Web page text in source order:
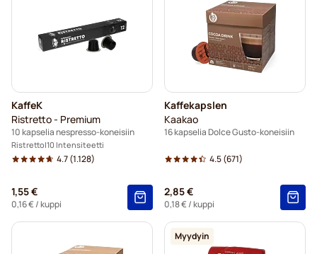
1 =1,43 €
KaffeK
Ristretto - Premium
10 kapselia nespresso-koneisiin
Ristretto 10 Intensiteetti
4.7(1.128)
1,55 €
0,16 €/ kuppi
Kaffekapslen
Kaakao
16 kapselia Dolce Gusto-koneisiin
4.5(671)
2,85 €
0,18 €/ kuppi
Myydyin